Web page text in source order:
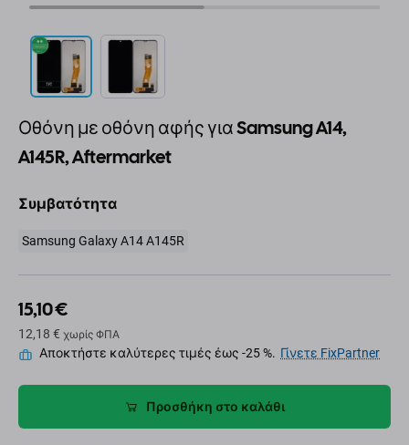
Οθόνη με οθόνη αφής για Samsung A14,
A145R, Aftermarket
Συμβατότητα
Samsung Galaxy A14 A145R
15,10 €
12,18 € χωρίς ΦΠΑ
Αποκτήστε καλύτερες τιμές έως -25 %. Γίνετε FixPartner
Προσθήκη στο καλάθι